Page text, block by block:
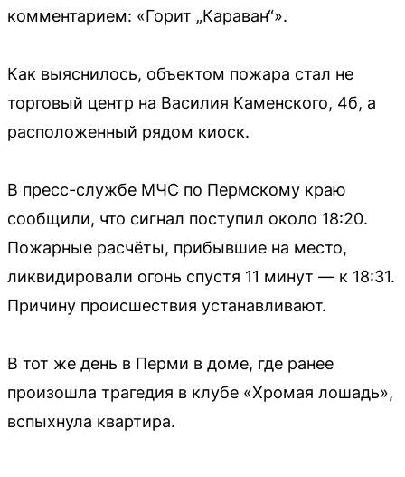
комментарием: «Горит „Караван“».
Как выяснилось, объектом пожара стал не
торговый центр на Василия Каменского, 4б, а
расположенный рядом киоск.
В пресс-службе МЧС по Пермскому краю
сообщили, что сигнал поступил около 18:20.
Пожарные расчёты, прибывшие на место,
ликвидировали огонь спустя 11 минут — к 18:31.
Причину происшествия устанавливают.
В тот же день в Перми в доме, где ранее
произошла трагедия в клубе «Хромая лошадь»,
вспыхнула квартира.